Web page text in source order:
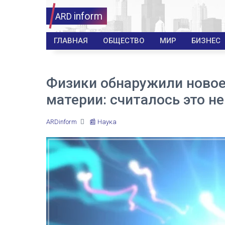
ARD inform
ГЛАВНАЯ ОБЩЕСТВО МИР БИЗНЕС
Физики обнаружили
материи: считалось это
ARDinform 📰 Наука